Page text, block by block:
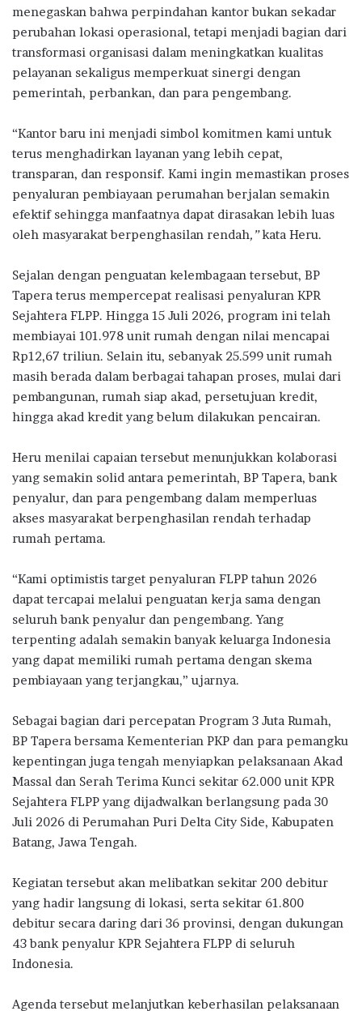
menegaskan bahwa perpindahan kantor bukan sekadar
perubahan lokasi operasional, tetapi menjadi bagian dari
transformasi organisasi dalam meningkatkan kualitas
pelayanan sekaligus memperkuat sinergi dengan
pemerintah, perbankan, dan para pengembang.
“Kantor baru ini menjadi simbol komitmen kami untuk
terus menghadirkan layanan yang lebih cepat,
transparan, dan responsif. Kami ingin memastikan proses
penyaluran pembiayaan perumahan berjalan semakin
efektif sehingga manfaatnya dapat dirasakan lebih luas
oleh masyarakat berpenghasilan rendah,”kata Heru.
Sejalan dengan penguatan kelembagaan tersebut, BP
Tapera terus mempercepat realisasi penyaluran KPR
Sejahtera FLPP. Hingga 15 Juli 2026, program ini telah
membiayai 101.978 unit rumah dengan nilai mencapai
Rp12,67 triliun. Selain itu, sebanyak 25.599 unit rumah
masih berada dalam berbagai tahapan proses, mulai dari
pembangunan, rumah siap akad, persetujuan kredit,
hingga akad kredit yang belum dilakukan pencairan.
Heru menilai capaian tersebut menunjukkan kolaborasi
yang semakin solid antara pemerintah, BP Tapera, bank
penyalur, dan para pengembang dalam memperluas
akses masyarakat berpenghasilan rendah terhadap
rumah pertama.
“Kami optimistis target penyaluran FLPP tahun 2026
dapat tercapai melalui penguatan kerja sama dengan
seluruh bank penyalur dan pengembang. Yang
terpenting adalah semakin banyak keluarga Indonesia
yang dapat memiliki rumah pertama dengan skema
pembiayaan yang terjangkau,” ujarnya.
Sebagai bagian dari percepatan Program 3 Juta Rumah,
BP Tapera bersama Kementerian PKP dan para pemangku
kepentingan juga tengah menyiapkan pelaksanaan Akad
Massal dan Serah Terima Kunci sekitar 62.000 unit KPR
Sejahtera FLPP yang dijadwalkan berlangsung pada 30
Juli 2026 di Perumahan Puri Delta City Side, Kabupaten
Batang, Jawa Tengah.
Kegiatan tersebut akan melibatkan sekitar 200 debitur
yang hadir langsung di lokasi, serta sekitar 61.800
debitur secara daring dari 36 provinsi, dengan dukungan
43 bank penyalur KPR Sejahtera FLPP di seluruh
Indonesia.
Agenda tersebut melanjutkan keberhasilan pelaksanaan